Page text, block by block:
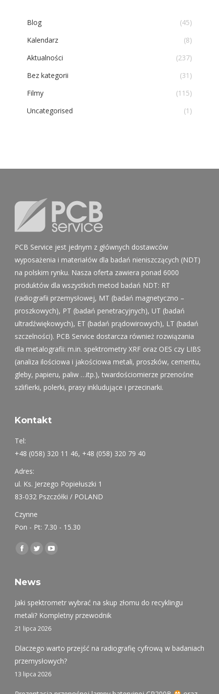
Blog
(45)
Kalendarz
(8)
Aktualności
(237)
Bez kategorii
(31)
Filmy
(115)
Uncategorised
(1)
PCB Service jest jednym z głównych dostawców
wyposażenia i materiałów dla badań nieniszczących (NDT)
na polskim rynku. Nasza oferta zawiera ponad 6000
produktów dla wszystkich metod badań NDT: RT
(radiografii przemysłowej, MT (badań magnetyczno –
proszkowych), PT (badań penetracyjnych), UT (badań
ultradźwiękowych), ET (badań prądowirowych), LT (badań
szczelności). PCB Service dostarcza również rozwiązania
dla metalografii: m.in. spektrometry XRF oraz OES czy LIBS
(analiza ilościowa i jakościowa metali, proszków, cementu,
gleby, papieru, paliw …itp.), twardościomierze przenośne
szlifierki, polerki, prasy inkludujące i przecinarki.
Kontakt
Tel:
+48 (058) 320 11 46, +48 (058) 320 79 40
Adres:
ul. Ks. Jerzego Popiełuszki 1
83-032 Pszczółki / POLAND
Czynne
Pon - Pt: 7.30 - 15.30
Find us on:
Facebook
opens
new
window
Twitter
opens
new
window
YouTube
new
window
News
Jaki spektrometr wybrać na skup złomu do recyklingu
metali? Kompletny przewodnik
21 lipca 2026
Dlaczego warto przejść na radiografię cyfrową w badaniach
przemysłowych?
13 lipca 2026